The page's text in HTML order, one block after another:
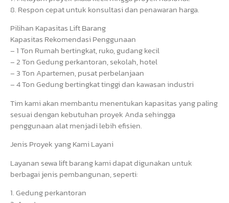
8. Respon cepat untuk konsultasi dan penawaran harga.
Pilihan Kapasitas Lift Barang
Kapasitas Rekomendasi Penggunaan
– 1 Ton Rumah bertingkat, ruko, gudang kecil
– 2 Ton Gedung perkantoran, sekolah, hotel
– 3 Ton Apartemen, pusat perbelanjaan
– 4 Ton Gedung bertingkat tinggi dan kawasan industri
Tim kami akan membantu menentukan kapasitas yang paling
sesuai dengan kebutuhan proyek Anda sehingga
penggunaan alat menjadi lebih efisien.
Jenis Proyek yang Kami Layani
Layanan sewa lift barang kami dapat digunakan untuk
berbagai jenis pembangunan, seperti:
1. Gedung perkantoran